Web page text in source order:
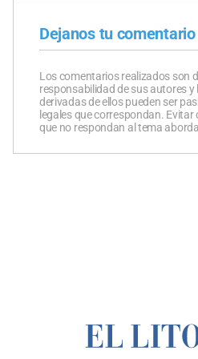
Dejanos tu comentario
Los comentarios realizados son
responsabilidad de sus autores y
derivadas de ellos pueden ser
legales que correspondan.
que no respondan al tema